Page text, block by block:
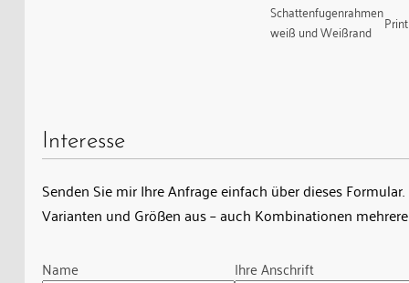
Schattenfugenrahmen
weiß und Weißrand
Interesse
Senden Sie mir Ihre Anfrage einfach über dieses
Varianten und Größen aus – auch Kombinationen
Name Ihre Anschrift
Guardian